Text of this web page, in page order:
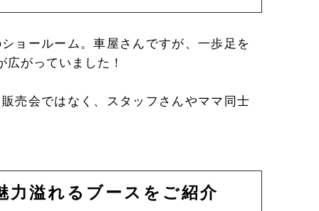
ョールーム。車屋さんですが、一歩足を
がっていました！
売会ではなく、スタッフさんやママ同士
力溢れるブースをご紹介